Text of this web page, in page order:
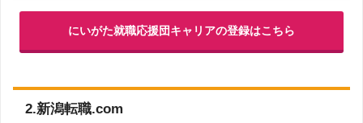
にいがた就職応援団キャリアの登録はこちら
2.新潟転職.com